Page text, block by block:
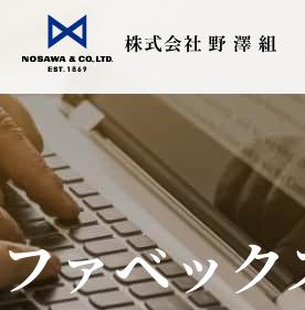
会社情報
事業紹介
Topics
採用情報
ファベッ